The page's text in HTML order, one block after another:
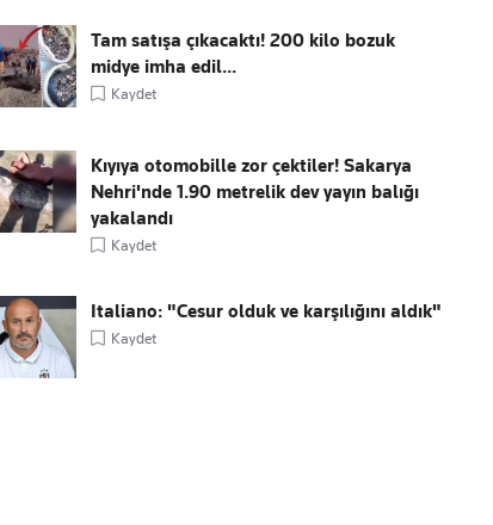
Tam satışa çıkacaktı! 200 kilo bozuk
midye imha edil...
Kaydet
Kıyıya otomobille zor çektiler! Sakarya
Nehri'nde 1.90 metrelik dev yayın balığı
yakalandı
Kaydet
Italiano: "Cesur olduk ve karşılığını aldık"
Kaydet